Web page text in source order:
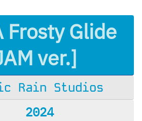
Frosty Glide
ver.]
Rain Studios
2024